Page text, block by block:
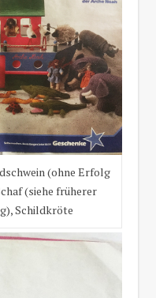
(ohne Erfolg
(siehe früherer
Schildkröte